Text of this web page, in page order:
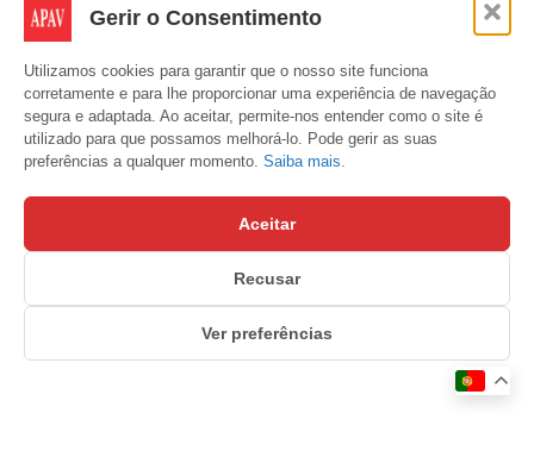
Gerir o Consentimento
Utilizamos cookies para garantir que o nosso site funciona
corretamente e para lhe proporcionar uma experiência de navegação
segura e adaptada. Ao aceitar, permite-nos entender como o site é
utilizado para que possamos melhorá-lo. Pode gerir as suas
preferências a qualquer momento. Saiba mais.
Aceitar
Recusar
Ver preferências
Subscreva a Newsletter APAV
política de privacidade.